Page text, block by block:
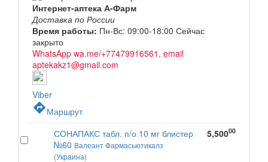
Интернет-аптека А-Фарм
Доставка по России
Время работы: Пн-Вс: 09:00-18:00 Сейчас
закрыто
WhatsApp wa.me/+77479916561, email
aptekakz1@gmail.com
Viber
directionsМаршрут
СОНАПАКС табл. п/о 10 мг блистер
№60 Валеант Фармасьютикалз
(Украина)
5,50000